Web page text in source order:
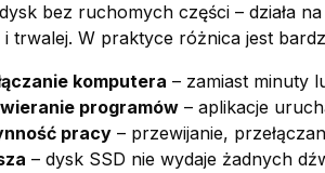
bez ruchomych części – działa
i trwalej. W praktyce różnica jest
komputera – zamiast minuty
programów – aplikacje
pracy – przewijanie,
– dysk SSD nie wydaje żadnych